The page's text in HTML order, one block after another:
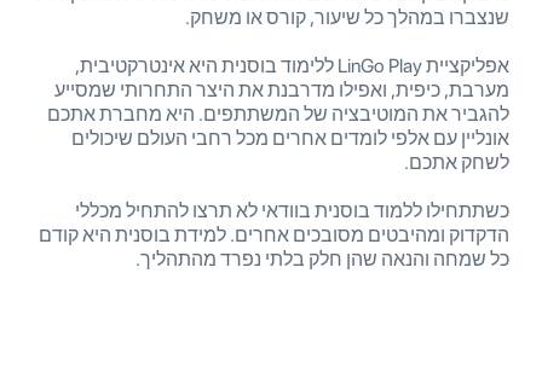
שנצברו במהלך כל שיעור, קורס או משחק.
אפליקציית LinGo Play ללימוד בוסנית היא אינטרקטיבית,
מערבת, כיפית, ואפילו מדרבנת את היצר התחרותי שמסייע
להגביר את המוטיבציה של המשתתפים. היא מחברת אתכם
אונליין עם אלפי לומדים אחרים מכל רחבי העולם שיכולים
לשחק אתכם.
כשתתחילו ללמוד בוסנית בוודאי לא תרצו להתחיל מכללי
הדקדוק ומהיבטים מסובכים אחרים. למידת בוסנית היא קודם
כל שמחה והנאה שהן חלק בלתי נפרד מהתהליך.